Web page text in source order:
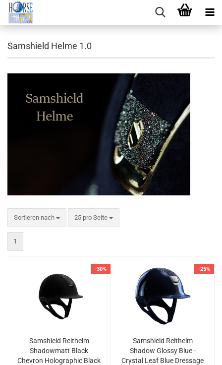
Samshield Helme 1.0
Sortieren nach
Sortieren nach 25 pro Seite
pro Seite
1
-30%
Samshield Reithelm
Shadowmatt Black
Chevron Holographic Black
-25%
Samshield Reithelm
Shadow Glossy Blue -
Crystal Leaf Blue Dressage